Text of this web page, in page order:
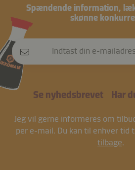
Spændende information,
skønne
Indtast din e-
Se nyhedsbrevet Har
Jeg vil gerne informeres om
per e-mail. Du kan til enhver tid
tilbage.